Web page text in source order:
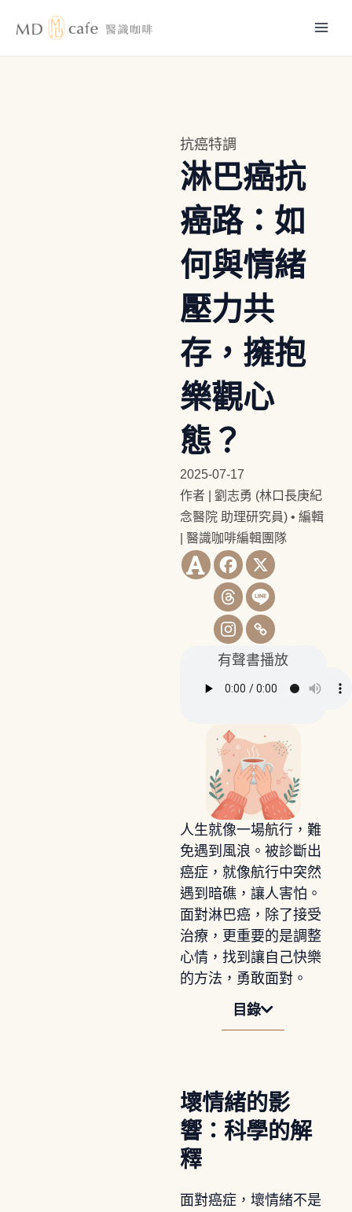
抗癌特調
淋巴癌抗
癌路：如
何與情緒
壓力共
存，擁抱
樂觀心
態？
2025-07-17
作者 | 劉志勇 (林口長庚紀
念醫院 助理研究員)• 編輯
| 醫識咖啡編輯團隊
有聲書播放
人生就像一場航行，難
免遇到風浪。被診斷出
癌症，就像航行中突然
遇到暗礁，讓人害怕。
面對淋巴癌，除了接受
治療，更重要的是調整
心情，找到讓自己快樂
的方法，勇敢面對。
目錄
壞情緒的影
響：科學的解
釋
面對癌症，壞情緒不是